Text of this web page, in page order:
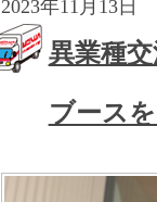
2023年11月13日
異業種
ブース